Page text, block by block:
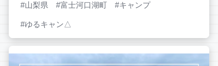
山梨県 富士河口湖町 キャンプ
ゆるキャン△